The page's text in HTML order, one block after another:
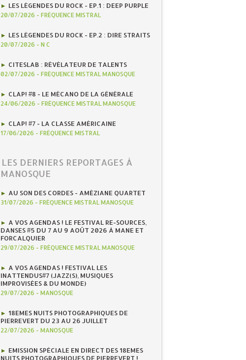
LES LÉGENDES DU ROCK - EP.1 : DEEP PURPLE
20/07/2026 - FRÉQUENCE MISTRAL
LES LÉGENDES DU ROCK - EP.2 : DIRE STRAITS
20/07/2026 - N C
CITESLAB : RÉVÉLATEUR DE TALENTS
02/07/2026 - FRÉQUENCE MISTRAL MANOSQUE
CLAP! #8 - LE MÉCANO DE LA GÉNÉRALE
24/06/2026 - FRÉQUENCE MISTRAL MANOSQUE
CLAP! #7 - LA CLASSE AMÉRICAINE
17/06/2026 - FRÉQUENCE MISTRAL
LES DERNIERS REPORTAGES À
MANOSQUE
AU SON DES CORDES - AMÉZIANE QUARTET
31/07/2026 - FRÉQUENCE MISTRAL MANOSQUE
A VOS AGENDAS ! LE FESTIVAL RE-SOURCES,
DANSES #5 DU 7 AU 9 AOÛT 2026 À MANE ET
FORCALQUIER
29/07/2026 - FRÉQUENCE MISTRAL MANOSQUE
A VOS AGENDAS ! FESTIVAL LES
INATTENDUS#7 (JAZZ(S), MUSIQUES
IMPROVISÉES & DU MONDE)
29/07/2026 - MANOSQUE
18EMES NUITS PHOTOGRAPHIQUES DE
PIERREVERT DU 23 AU 26 JUILLET
22/07/2026 - MANOSQUE
EMISSION SPÉCIALE EN DIRECT DES 18EMES
NUITS PHOTOGRAPHIQUES DE PIERREVERT !